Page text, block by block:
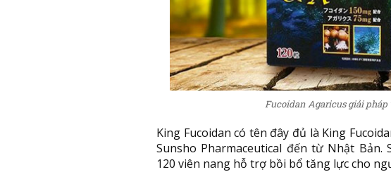
Fucoidan Agaricus giải
King Fucoidan có tên đây đủ là King
Sunsho Pharmaceutical đến từ Nhật
120 viên nang hỗ trợ bồi bổ tăng lực cho